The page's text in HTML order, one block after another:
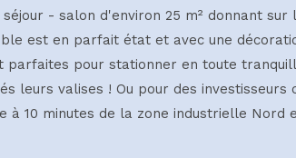
- salon d'environ 25 m² donnant
est en parfait état et avec une
pour stationner en toute
leurs valises ! Ou pour des
10 minutes de la zone industrielle Nord